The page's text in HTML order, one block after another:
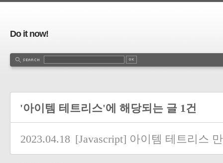
Do it now!
'아이템 테트리스'에 해당되는 글 1건
2023.04.18 [Javascript] 아이템 테트리스